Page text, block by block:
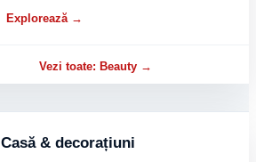
Explorează →
Vezi toate: Beauty →
Casă & decorațiuni